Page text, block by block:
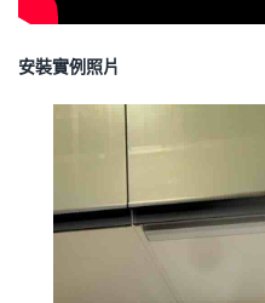
安裝實例照片